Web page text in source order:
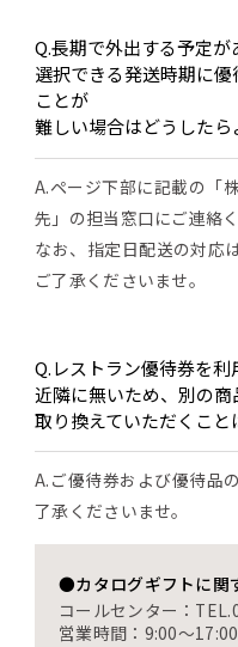
Q.長期で外出する予定が
選択できる発送時期に
ことが
難しい場合はどうしたら
A.ページ下部に記載の「
先」の担当窓口にご連絡く
なお、指定日配送の対応
ご了承くださいませ。
Q.レストラン優待券を
近隣に無いため、別の商
取り換えていただくこと
A.ご優待券および優待品
了承くださいませ。
●カタログギフトに関
コールセンター：
営業時間：9:00～